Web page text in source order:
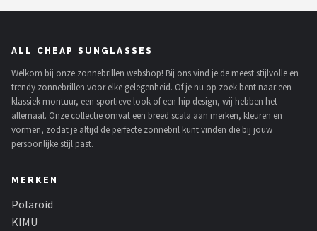
ALL CHEAP SUNGLASSES
Welkom bij onze zonnebrillen webshop! Bij ons vind je de meest stijlvolle en
trendy zonnebrillen voor elke gelegenheid. Of je nu op zoek bent naar een
klassiek montuur, een sportieve look of een hip design, wij hebben het
allemaal. Onze collectie omvat een breed scala aan merken, kleuren en
vormen, zodat je altijd de perfecte zonnebril kunt vinden die bij jouw
persoonlijke stijl past.
MERKEN
Polaroid
KIMU